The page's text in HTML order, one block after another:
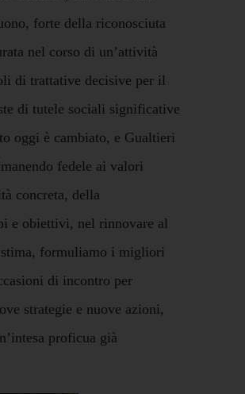
forte della riconosciuta
nel corso di un’attività
di trattative decisive per il
di tutele sociali significative
oggi è cambiato, e Gualtieri
fedele ai valori
concreta, della
e obiettivi, nel rinnovare al
stima, formuliamo i migliori
di incontro per
strategie e nuove azioni,
proficua già